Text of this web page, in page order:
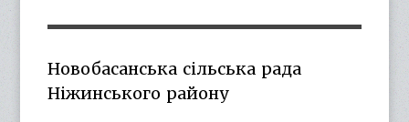
Новобасанська сільська рада
Ніжинського району